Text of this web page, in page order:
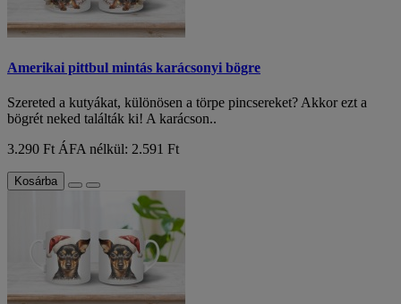
Amerikai pittbul mintás karácsonyi bögre
Szereted a kutyákat, különösen a törpe pincsereket? Akkor ezt a
bögrét neked találták ki! A karácson..
3.290 Ft ÁFA nélkül: 2.591 Ft
Kosárba